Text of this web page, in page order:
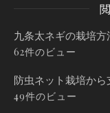
九条太ネギの栽培方
62件のビュー
防虫ネット栽培か
49件のビュー